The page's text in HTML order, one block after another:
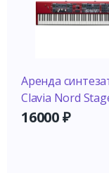
Аренда
Clavia Nord
16000₽